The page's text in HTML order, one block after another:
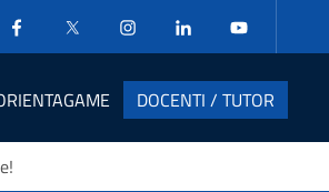
DOCENTI / TUTOR